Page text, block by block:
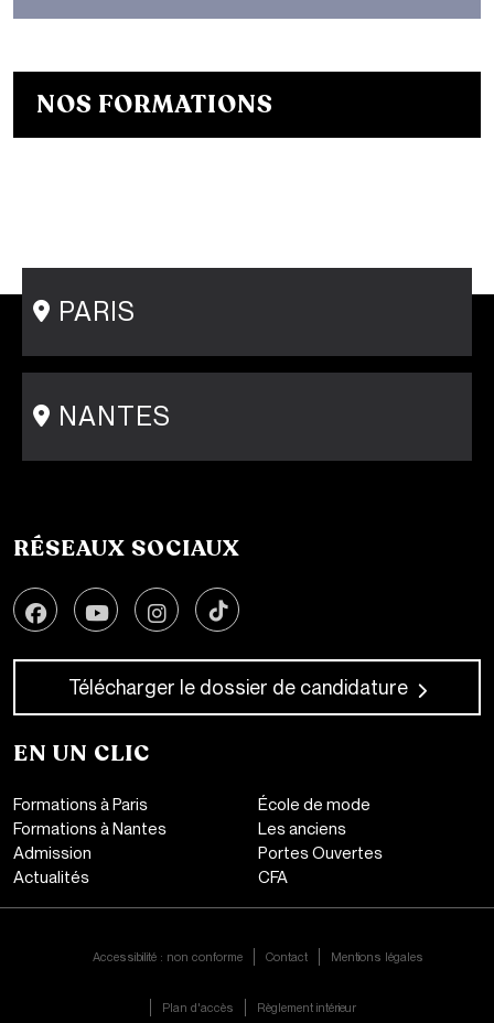
NOS FORMATIONS
Bachelor Designer de mode
PARIS
15 rue Gambey - 75011
+33 1 86 47 29 92
NANTES
31-33 rue Saint Léonard
RÉSEAUX SOCIAUX
Télécharger le dossier de candidature
EN UN CLIC
Formations à Paris
Formations à Nantes
Admission
Actualités
École de mode
Les anciens
Portes Ouvertes
CFA
Accessibilité : non conforme Contact Mentions légales
Plan d'accès Règlement intérieur